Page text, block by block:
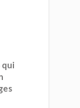
qui